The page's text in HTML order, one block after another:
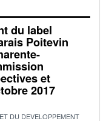
du label
Poitevin
et
2017
DU DEVELOPPEMENT